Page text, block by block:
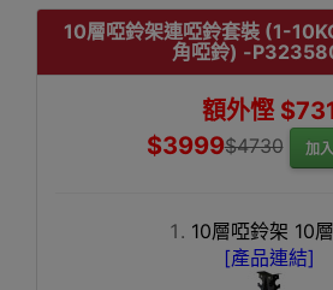
10層啞鈴架連啞鈴套裝 (1-
角啞鈴) -
額外慳
$3999$4730 加
10層啞鈴架 10
[產品連結]